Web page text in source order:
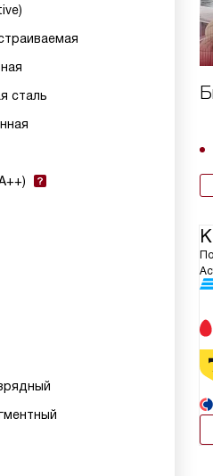
сталь